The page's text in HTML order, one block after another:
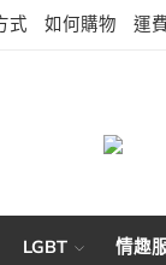
式 如何購物 運
LGBT 情趣